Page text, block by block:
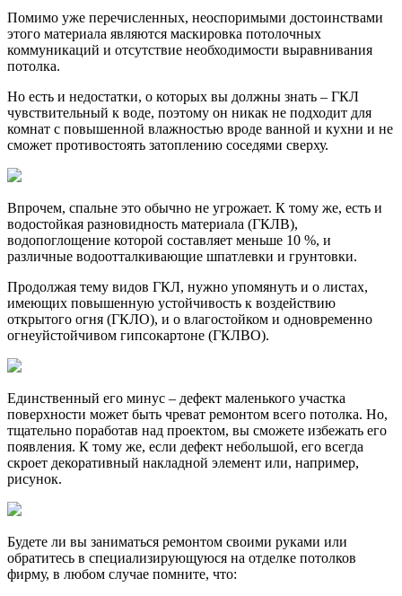
Помимо уже перечисленных, неоспоримыми достоинствами
этого материала являются маскировка потолочных
коммуникаций и отсутствие необходимости выравнивания
потолка.
Но есть и недостатки, о которых вы должны знать – ГКЛ
чувствительный к воде, поэтому он никак не подходит для
комнат с повышенной влажностью вроде ванной и кухни и не
сможет противостоять затоплению соседями сверху.
Впрочем, спальне это обычно не угрожает. К тому же, есть и
водостойкая разновидность материала (ГКЛВ),
водопоглощение которой составляет меньше 10 %, и
различные водоотталкивающие шпатлевки и грунтовки.
Продолжая тему видов ГКЛ, нужно упомянуть и о листах,
имеющих повышенную устойчивость к воздействию
открытого огня (ГКЛО), и о влагостойком и одновременно
огнеуйстойчивом гипсокартоне (ГКЛВО).
Единственный его минус – дефект маленького участка
поверхности может быть чреват ремонтом всего потолка. Но,
тщательно поработав над проектом, вы сможете избежать его
появления. К тому же, если дефект небольшой, его всегда
скроет декоративный накладной элемент или, например,
рисунок.
Будете ли вы заниматься ремонтом своими руками или
обратитесь в специализирующуюся на отделке потолков
фирму, в любом случае помните, что: